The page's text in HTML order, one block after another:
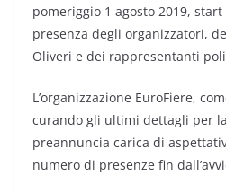
pomeriggio 1 agosto 2019,
presenza degli organizzatori,
Oliveri e dei rappresentanti
L’organizzazione EuroFiere,
curando gli ultimi dettagli per
preannuncia carica di
numero di presenze fin